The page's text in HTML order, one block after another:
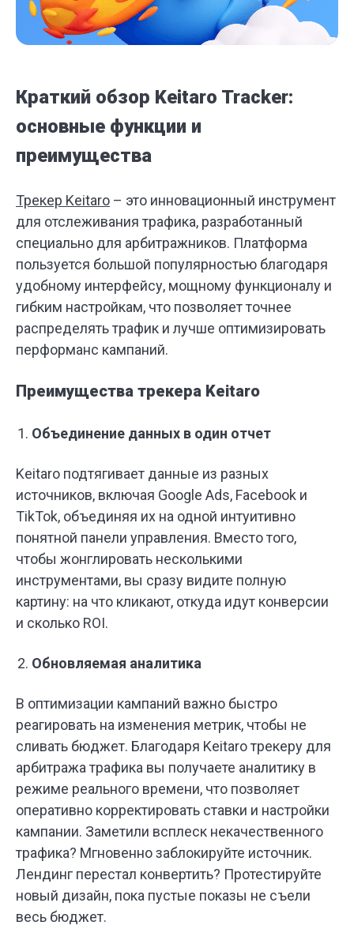
Краткий обзор Keitaro Tracker:
основные функции и
преимущества
Трекер Keitaro – это инновационный инструмент
для отслеживания трафика, разработанный
специально для арбитражников. Платформа
пользуется большой популярностью благодаря
удобному интерфейсу, мощному функционалу и
гибким настройкам, что позволяет точнее
распределять трафик и лучше оптимизировать
перформанс кампаний.
Преимущества трекера Keitaro
Объединение данных в один отчет
Keitaro подтягивает данные из разных
источников, включая Google Ads, Facebook и
TikTok, объединяя их на одной интуитивно
понятной панели управления. Вместо того,
чтобы жонглировать несколькими
инструментами, вы сразу видите полную
картину: на что кликают, откуда идут конверсии
и сколько ROI.
Обновляемая аналитика
В оптимизации кампаний важно быстро
реагировать на изменения метрик, чтобы не
сливать бюджет. Благодаря Keitaro трекеру для
арбитража трафика вы получаете аналитику в
режиме реального времени, что позволяет
оперативно корректировать ставки и настройки
кампании. Заметили всплеск некачественного
трафика? Мгновенно заблокируйте источник.
Лендинг перестал конвертить? Протестируйте
новый дизайн, пока пустые показы не съели
весь бюджет.